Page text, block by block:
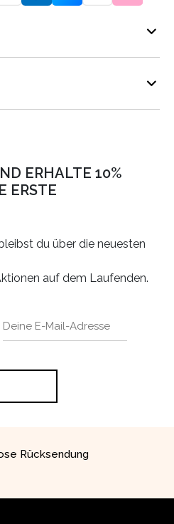
ERHALTE 10%
ERSTE
du über die neuesten
auf dem Laufenden.
Rücksendung